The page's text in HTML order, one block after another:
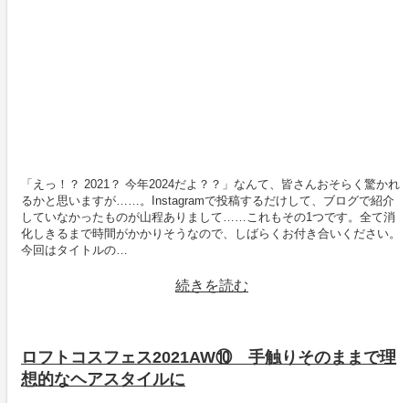
「えっ！？ 2021？ 今年2024だよ？？」なんて、皆さんおそらく驚かれ
るかと思いますが……。Instagramで投稿するだけして、ブログで紹介
していなかったものが山程ありまして……これもその1つです。全て消
化しきるまで時間がかかりそうなので、しばらくお付き合いください。
今回はタイトルの…
続きを読む
ロフトコスフェス2021AW⑩ 手触りそのままで理
想的なヘアスタイルに